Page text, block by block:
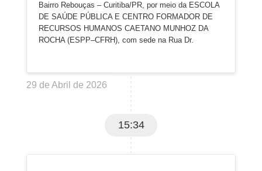
Bairro Rebouças – Curitiba/PR, por meio da ESCOLA
DE SAÚDE PÚBLICA E CENTRO FORMADOR DE
RECURSOS HUMANOS CAETANO MUNHOZ DA
ROCHA (ESPP–CFRH), com sede na Rua Dr.
29 de Abril de 2026
15:34